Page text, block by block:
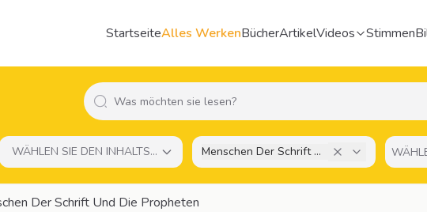
StartseiteAlles WerkenBücherArtikelVideos Stimmen
WÄHLEN SIE DEN INHALTSTYP Menschen Der Schrift Und Die Propheten
Der Schrift Und Die Propheten